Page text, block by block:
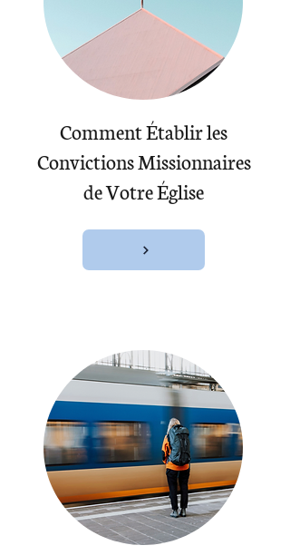
Comment Établir les
Convictions Missionnaires
de Votre Église